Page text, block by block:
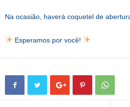
Na ocasião, haverá coquetel de
Esperamos por você!